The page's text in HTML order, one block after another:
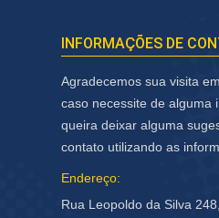
INFORMAÇÕES DE
Agradecemos sua visita
caso necessite de alguma
queira deixar alguma
contato utilizando as
Endereço:
Rua Leopoldo da Silva